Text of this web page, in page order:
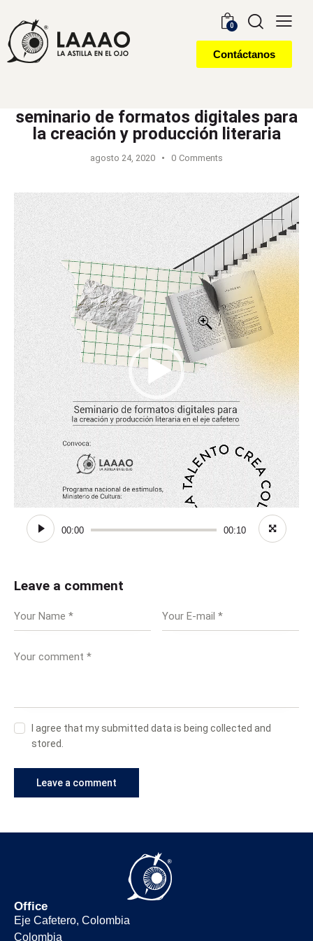
0
Contáctanos
seminario de formatos digitales para
la creación y producción literaria
agosto 24, 2020 0 Comments
ReProductoor
de
vídeo
00:00 00:10
Leave a comment
I agree that my submitted data is being collected and
stored.
Office
Eje Cafetero, Colombia
Colombia